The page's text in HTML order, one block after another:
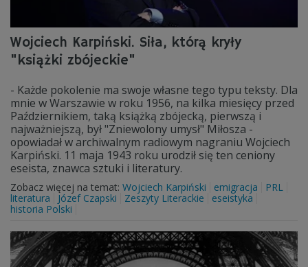
Wojciech Karpiński. Siła, którą kryły
"książki zbójeckie"
- Każde pokolenie ma swoje własne tego typu teksty. Dla
mnie w Warszawie w roku 1956, na kilka miesięcy przed
Październikiem, taką książką zbójecką, pierwszą i
najważniejszą, był "Zniewolony umysł" Miłosza -
opowiadał w archiwalnym radiowym nagraniu Wojciech
Karpiński. 11 maja 1943 roku urodził się ten ceniony
eseista, znawca sztuki i literatury.
Zobacz więcej na temat: Wojciech Karpiński emigracja
PRL
literatura
Józef Czapski Zeszyty Literackie
eseistyka
historia Polski